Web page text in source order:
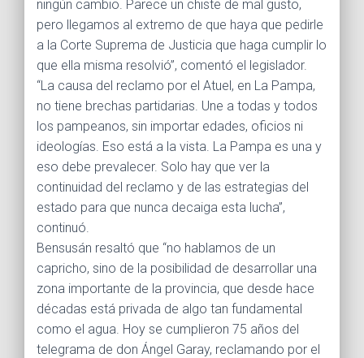
ningún cambio. Parece un chiste de mal gusto,
pero llegamos al extremo de que haya que pedirle
a la Corte Suprema de Justicia que haga cumplir lo
que ella misma resolvió”, comentó el legislador.
“La causa del reclamo por el Atuel, en La Pampa,
no tiene brechas partidarias. Une a todas y todos
los pampeanos, sin importar edades, oficios ni
ideologías. Eso está a la vista. La Pampa es una y
eso debe prevalecer. Solo hay que ver la
continuidad del reclamo y de las estrategias del
estado para que nunca decaiga esta lucha”,
continuó.
Bensusán resaltó que “no hablamos de un
capricho, sino de la posibilidad de desarrollar una
zona importante de la provincia, que desde hace
décadas está privada de algo tan fundamental
como el agua. Hoy se cumplieron 75 años del
telegrama de don Ángel Garay, reclamando por el